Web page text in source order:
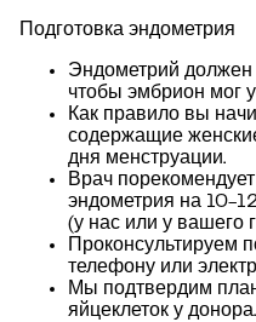
Подготовка эндометрия
Эндометрий должен
чтобы эмбрион мог
Как правило вы
содержащие
дня менструации.
Врач
эндометрия на 10-
(у нас или у вашего
Проконсультируем
телефону или
Мы подтвердим
яйцеклеток у донора.